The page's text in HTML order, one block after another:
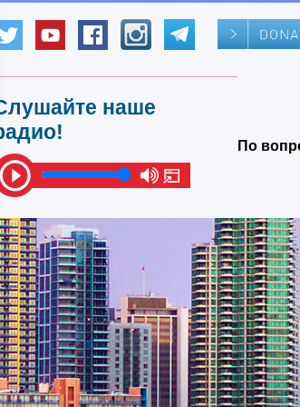
наше
По